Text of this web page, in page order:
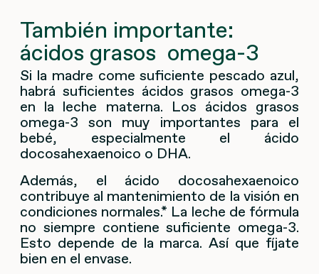
También importante:
ácidos grasos omega-3
Si la madre come suficiente pescado azul,
habrá suficientes ácidos grasos omega-3
en la leche materna. Los ácidos grasos
omega-3 son muy importantes para el
bebé, especialmente el ácido
docosahexaenoico o DHA.
Además, el ácido docosahexaenoico
contribuye al mantenimiento de la visión en
condiciones normales.* La leche de fórmula
no siempre contiene suficiente omega-3.
Esto depende de la marca. Así que fíjate
bien en el envase.